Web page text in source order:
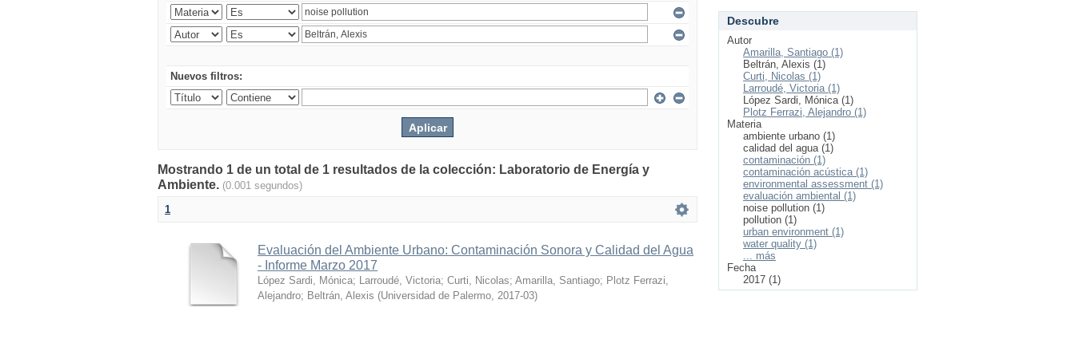
Nuevos filtros:
Mostrando 1 de un total de 1 resultados de la colección: Laboratorio de Energía y
Ambiente. (0.001 segundos)
1
Evaluación del Ambiente Urbano: Contaminación Sonora y Calidad del Agua
- Informe Marzo 2017
López Sardi, Mónica; Larroudé, Victoria; Curti, Nicolas; Amarilla, Santiago; Plotz Ferrazi,
Alejandro; Beltrán, Alexis (Universidad de Palermo, 2017-03)
Descubre
Autor
Amarilla, Santiago (1)
Beltrán, Alexis (1)
Curti, Nicolas (1)
Larroudé, Victoria (1)
López Sardi, Mónica (1)
Plotz Ferrazi, Alejandro (1)
Materia
ambiente urbano (1)
calidad del agua (1)
contaminación (1)
contaminación acústica (1)
environmental assessment (1)
evaluación ambiental (1)
noise pollution (1)
pollution (1)
urban environment (1)
water quality (1)
... más
Fecha
2017 (1)